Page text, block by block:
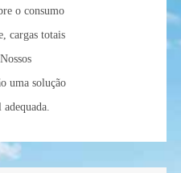
o consumo
cargas totais
uma solução